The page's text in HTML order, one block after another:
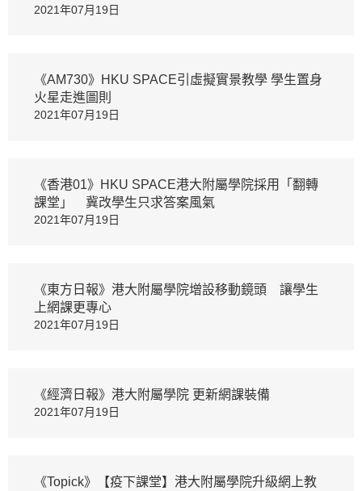
2021年07月19日
《AM730》HKU SPACE引虛擬實景教學 學生置身
火星走進圖則
2021年07月19日
《香港01》HKU SPACE港大附屬學院採用「翻轉
課堂」 冀改學生只求答案風氣
2021年07月19日
《東方日報》港大附屬學院增設移動鏡頭 讓學生
上網課更專心
2021年07月19日
《經濟日報》港大附屬學院 更新網課裝備
2021年07月19日
《Topick》【疫下課堂】港大附屬學院升級網上教